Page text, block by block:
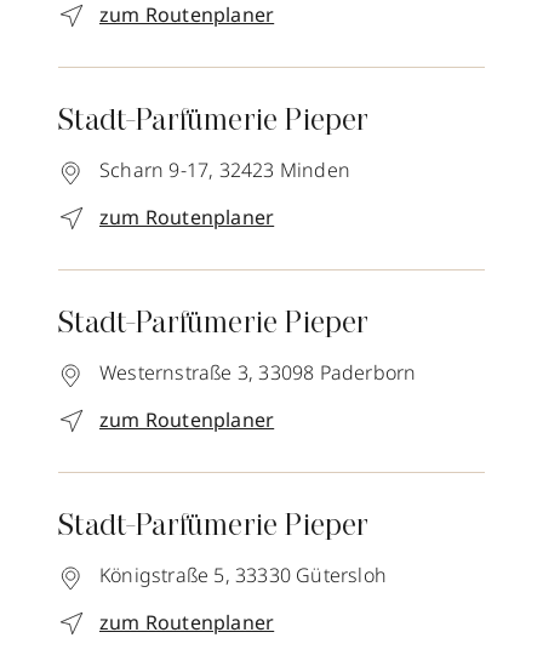
zum Routenplaner
Stadt-Parfümerie Pieper
Scharn 9-17, 32423 Minden
zum Routenplaner
Stadt-Parfümerie Pieper
Westernstraße 3, 33098 Paderborn
zum Routenplaner
Stadt-Parfümerie Pieper
Königstraße 5, 33330 Gütersloh
zum Routenplaner